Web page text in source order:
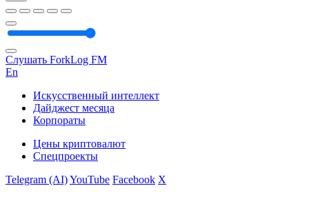
Слушать ForkLog FM
En
Искусственный интеллект
Дайджест месяца
Корпораты
Цены криптовалют
Спецпроекты
Telegram (AI)YouTube Facebook X